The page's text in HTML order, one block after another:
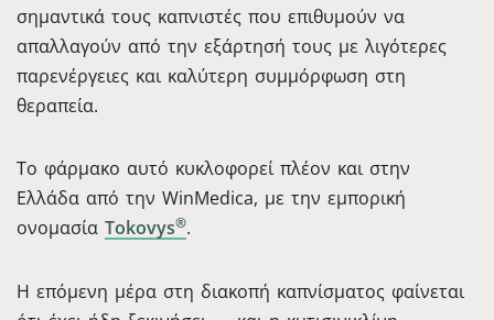
σημαντικά τους καπνιστές που επιθυμούν να
απαλλαγούν από την εξάρτησή τους με λιγότερες
παρενέργειες και καλύτερη συμμόρφωση στη
θεραπεία.
Το φάρμακο αυτό κυκλοφορεί πλέον και στην
Ελλάδα από την WinMedica, με την εμπορική
ονομασία Tokovys®.
Η επόμενη μέρα στη διακοπή καπνίσματος φαίνεται